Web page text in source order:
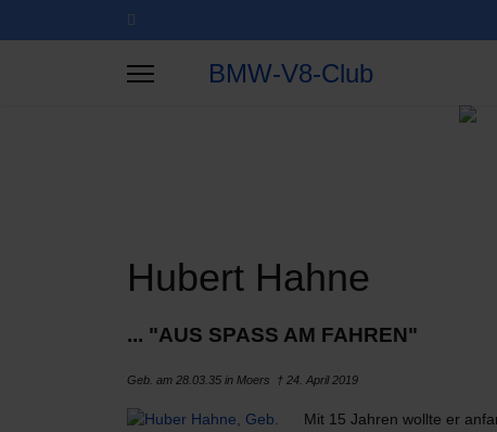
BMW-V8-Club
Hubert Hahne
... "AUS SPASS AM FAHREN"
Geb. am 28.03.35 in Moers † 24. April 2019
Mit 15 Jahren wollte er